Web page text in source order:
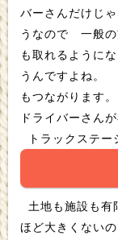
バーさんだけじ
うなので 一般の方も利用しやすい施設運営にすれば採算
も取れるように
うんですよね。 トラステが充実すれば路駐問題の解決に
もつながります。 そして宿泊施設が快適になることで
ドライバーさん
使いやすいよう
ほど大きくない